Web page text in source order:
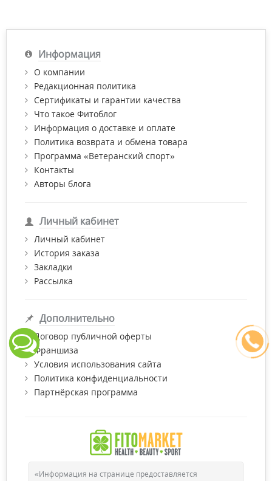
Информация
О компании
Редакционная политика
Сертификаты и гарантии качества
Что такое Фитоблог
Информация о доставке и оплате
Политика возврата и обмена товара
Программа «Ветеранский спорт»
Контакты
Авторы блога
Личный кабинет
Личный кабинет
История заказа
Закладки
Рассылка
Дополнительно
Договор публичной оферты
Франшиза
Условия использования сайта
Политика конфиденциальности
Партнёрская программа
«Информация на странице предоставляется